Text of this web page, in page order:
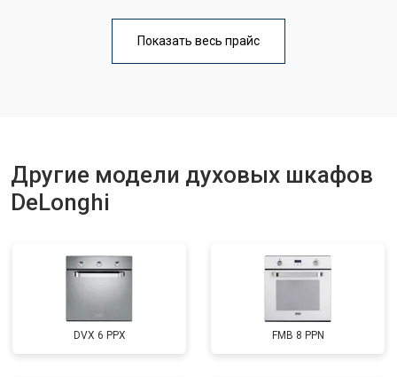
Показать весь прайс
Другие модели духовых шкафов
DeLonghi
DVX 6 PPX FMB 8 PPN